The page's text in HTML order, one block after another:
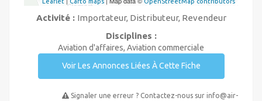
Activité : Importateur, Distributeur, Revendeur
Disciplines :
Aviation d'affaires, Aviation commerciale
Voir Les Annonces Liées À Cette Fiche
Signaler une erreur ? Contactez-nous sur info@air-